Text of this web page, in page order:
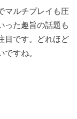
マルチプレイも圧
った趣旨の話題も
目です。どれほど
すね。